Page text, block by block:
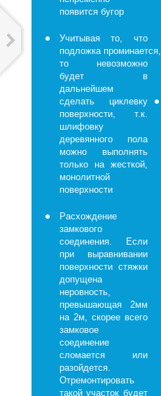
появится бугор
Учитывая то, что
подложка проминается,
то невозможно
будет в
дальнейшем
сделать циклевку
поверхности, т.к.
шлифовку
деревянного пола
можно выполнять
только на жесткой,
монолитной
поверхности
Расхождение
замкового
соединения. Если
при выравнивании
поверхности стяжки
допущена
неровность,
превышающая 2мм
на 2м, скорее всего
замковое
соединение
сломается или
разойдется.
Отремонтировать
такой участок будет